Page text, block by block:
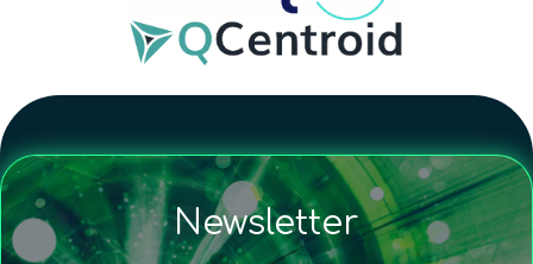
Newsletter